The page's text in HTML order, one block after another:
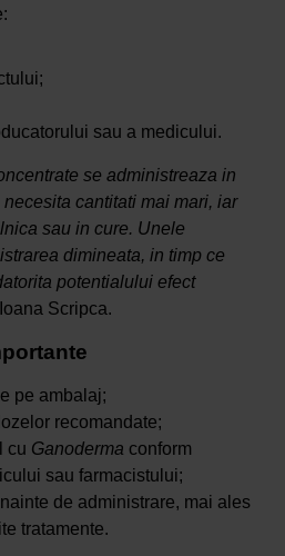
sau a medicului.
se administreaza in
cantitati mai mari, iar
sau in cure. Unele
dimineata, in timp ce
potentialului efect
Scripca.
pe ambalaj;
recomandate;
cu Ganoderma conform
sau farmacistului;
de administrare, mai ales
tratamente.